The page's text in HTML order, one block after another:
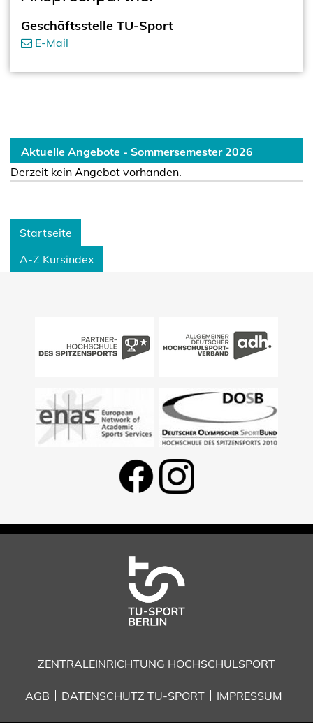
Geschäftsstelle TU-Sport
E-Mail
Aktuelle Angebote - Sommersemester 2026
Derzeit kein Angebot vorhanden.
Startseite
A-Z Kursindex
ZENTRALEINRICHTUNG HOCHSCHULSPORT
AGB DATENSCHUTZ TU-SPORT IMPRESSUM